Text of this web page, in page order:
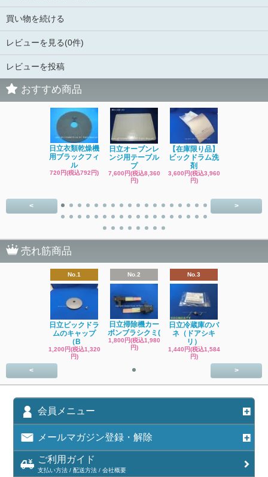
買い物を続ける
レビューを見る(0件)
レビューを投稿
おすすめ商品
日立衣類乾燥機
用ブラックフィ
ル
720円(税込792円)
日立オーブンレ
ンジ用テーブル
プ
7,600円(税込8,360
円)
【在庫限り品】
ビックドラム洗
剤
3,600円(税込3,960
円)
< >
売れ筋商品
No.1
日立ビックドラ
ムのキャップ
（B
1,200円(税込1,320
円)
No.2
日立掃除機カー
ボンブラシクミ(
1,800円(税込1,980
円)
No.3
日立冷蔵庫のバ
ネ（ドアシキ
リ）
1,440円(税込1,584
円)
< >
会員メニュー
メールマガジン登録・解除
ご利用ガイド
支払い方法 / 配送方法 / 会社概要